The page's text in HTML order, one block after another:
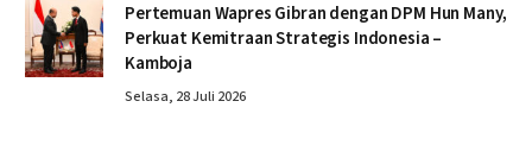
Pertemuan Wapres Gibran dengan DPM Hun Many,
Perkuat Kemitraan Strategis Indonesia –
Kamboja
Selasa, 28 Juli 2026